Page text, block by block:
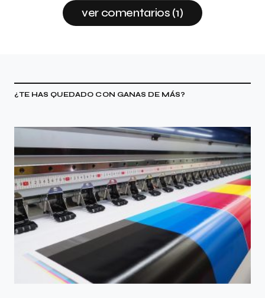
ver comentarios (1)
¿TE HAS QUEDADO CON GANAS DE MÁS?